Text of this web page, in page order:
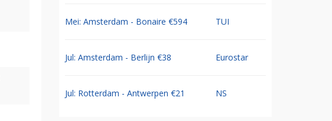
Mei: Amsterdam - Bonaire €594 TUI
Jul: Amsterdam - Berlijn €38 Eurostar
Jul: Rotterdam - Antwerpen €21 NS